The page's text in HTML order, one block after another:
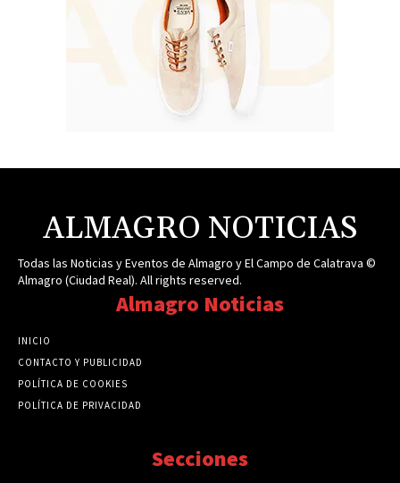
ALMAGRO NOTICIAS
Todas las Noticias y Eventos de Almagro y El Campo de Calatrava ©
Almagro (Ciudad Real). All rights reserved.
Almagro Noticias
INICIO
CONTACTO Y PUBLICIDAD
POLÍTICA DE COOKIES
POLÍTICA DE PRIVACIDAD
Secciones